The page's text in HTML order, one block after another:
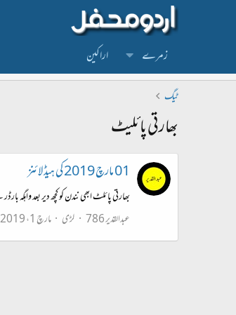
زمرے اراکین
ٹیگ
بھارتی پائلیٹ
01 مارچ 2019 کی ہیڈ لائنز
بھارتی پائلٹ ابھی نندن کو کچھ دیر بعد واہگہ
عبدالقدیر 786
لڑی مارچ 1، 2019